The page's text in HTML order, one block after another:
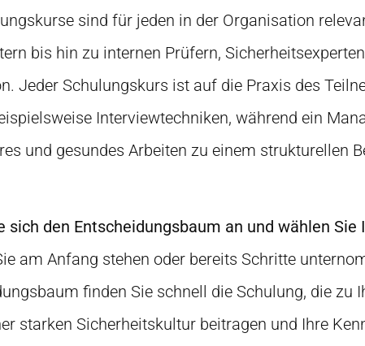
sind für jeden in der Organisation
bis hin zu internen Prüfern,
Jeder Schulungskurs ist auf die Praxis des
Interviewtechniken, während ein
und gesundes Arbeiten zu einem strukturellen
sich den Entscheidungsbaum an und wählen Sie
am Anfang stehen oder bereits Schritte
finden Sie schnell die Schulung, die zu
starken Sicherheitskultur beitragen und Ihre